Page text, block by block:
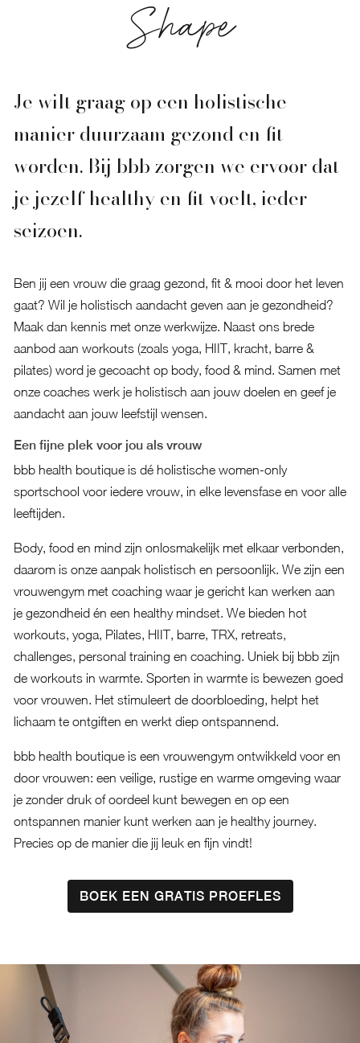
Shape
Je wilt graag op een holistische
manier duurzaam gezond en fit
worden. Bij bbb zorgen we ervoor dat
je jezelf healthy en fit voelt, ieder
seizoen.
Ben jij een vrouw die graag gezond, fit & mooi door het leven
gaat? Wil je holistisch aandacht geven aan je gezondheid?
Maak dan kennis met onze werkwijze. Naast ons brede
aanbod aan workouts (zoals yoga, HIIT, kracht, barre &
pilates) word je gecoacht op body, food & mind. Samen met
onze coaches werk je holistisch aan jouw doelen en geef je
aandacht aan jouw leefstijl wensen.
Een fijne plek voor jou als vrouw
bbb health boutique is dé holistische women-only
sportschool voor iedere vrouw, in elke levensfase en voor alle
leeftijden.
Body, food en mind zijn onlosmakelijk met elkaar verbonden,
daarom is onze aanpak holistisch en persoonlijk. We zijn een
vrouwengym met coaching waar je gericht kan werken aan
je gezondheid én een healthy mindset. We bieden hot
workouts, yoga, Pilates, HIIT, barre, TRX, retreats,
challenges, personal training en coaching. Uniek bij bbb zijn
de workouts in warmte. Sporten in warmte is bewezen goed
voor vrouwen. Het stimuleert de doorbloeding, helpt het
lichaam te ontgiften en werkt diep ontspannend.
bbb health boutique is een vrouwengym ontwikkeld voor en
door vrouwen: een veilige, rustige en warme omgeving waar
je zonder druk of oordeel kunt bewegen en op een
ontspannen manier kunt werken aan je healthy journey.
Precies op de manier die jij leuk en fijn vindt!
BOEK EEN GRATIS PROEFLES